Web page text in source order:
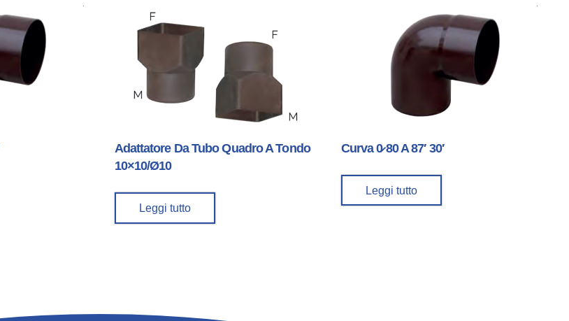
Adattatore Da Tubo Quadro A Tondo
10×10/Ø10
Leggi tutto
Curva 0̷ 80 A 87′ 30′
Leggi tutto